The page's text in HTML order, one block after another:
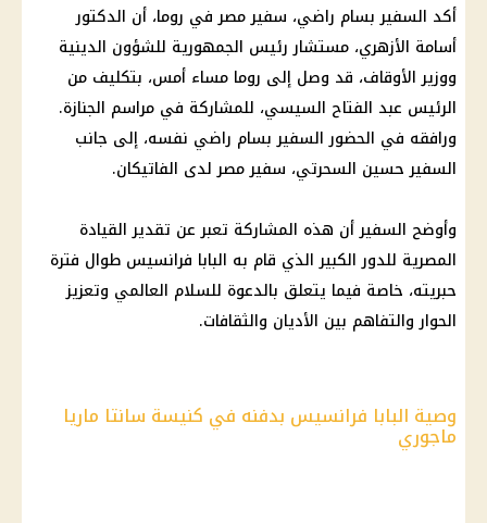
أكد السفير بسام راضي، سفير مصر في روما، أن الدكتور
أسامة الأزهري، مستشاررئيس الجمهورية للشؤون الدينية
ووزير الأوقاف، قد وصل إلى روما مساء أمس، بتكليف من
الرئيس عبد الفتاح السيسي، للمشاركة في مراسم الجنازة.
ورافقه في الحضور السفير بسام راضي نفسه، إلى جانب
السفير حسين السحرتي، سفير مصر لدى الفاتيكان.
وأوضح السفير أن هذه المشاركة تعبر عن تقدير القيادة
المصرية للدور الكبير الذي قام به البابا فرانسيس طوال فترة
حبريته، خاصة فيما يتعلق بالدعوة للسلام العالمي وتعزيز
الحوار والتفاهم بين الأديان والثقافات.
وصية البابا فرانسيس بدفنه في كنيسة سانتا ماريا
ماجوري